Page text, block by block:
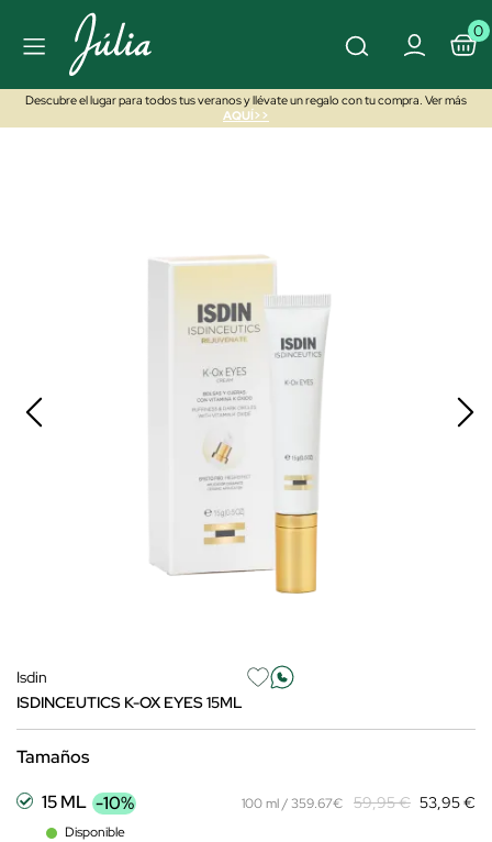
0
Descubre el lugar para todos tus veranos y llévate un regalo con tu compra. Ver más
AQUÍ>>
Isdin
ISDINCEUTICS K-OX EYES 15ML
Tamaños
15 ML -10%
Disponible
100 ml / 359.67€ 59,95 € 53,95 €